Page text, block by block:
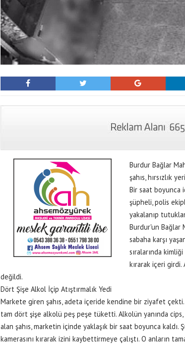
Burdur Bağlar
şahıs, hırsızlık
Bir saat boyunca
şüpheli, polis
yakalanıp
Burdur'un Bağlar
sabaha karşı
sıralarında
kırarak içeri
değildi.
Dört Şişe Alkol İçip Atıştırmalık Yedi
Markete giren şahıs, adeta içeride kendine bir ziyafet
tam dört şişe alkolü peş peşe tüketti. Alkolün yanında cips,
alan şahıs, marketin içinde yaklaşık bir saat boyunca
kamerasını kırarak izini kaybettirmeye çalıştı. O anların